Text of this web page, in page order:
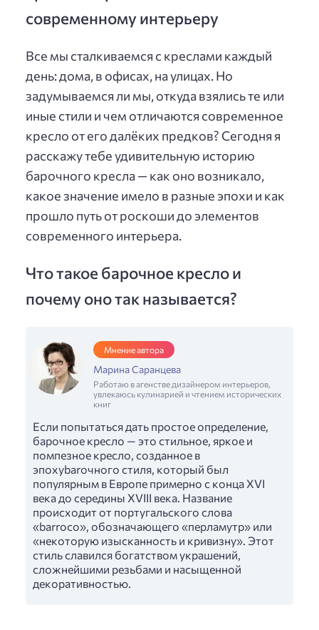
современному интерьеру
Все мы сталкиваемся с креслами каждый
день: дома, в офисах, на улицах. Но
задумываемся ли мы, откуда взялись те или
иные стили и чем отличаются современное
кресло от его далёких предков? Сегодня я
расскажу тебе удивительную историю
барочного кресла — как оно возникало,
какое значение имело в разные эпохи и как
прошло путь от роскоши до элементов
современного интерьера.
Что такое барочное кресло и
почему оно так называется?
Мнение автора
Марина Саранцева
Работаю в агенстве дизайнером интерьеров,
увлекаюсь кулинарией и чтением исторических
книг
Если попытаться дать простое определение,
барочное кресло — это стильное, яркое и
помпезное кресло, созданное в
эпохуbarочного стиля, который был
популярным в Европе примерно с конца XVI
века до середины XVIII века. Название
происходит от португальского слова
«barroco», обозначающего «перламутр» или
«некоторую изысканность и кривизну». Этот
стиль славился богатством украшений,
сложнейшими резьбами и насыщенной
декоративностью.